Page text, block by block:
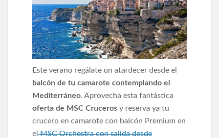
Este verano regálate un atardecer desde el
balcón de tu camarote contemplando el
Mediterráneo. Aprovecha esta fantástica
oferta de MSC Cruceros y reserva ya tu
crucero en camarote con balcón Premium en
el MSC Orchestra con salida desde